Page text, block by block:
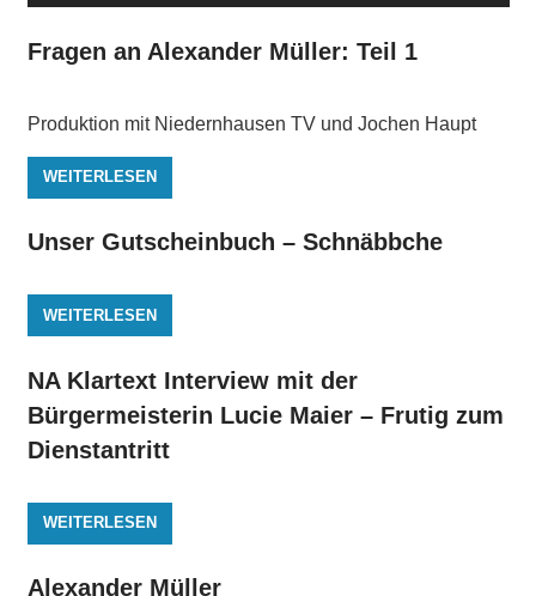
Fragen an Alexander Müller: Teil 1
Produktion mit Niedernhausen TV und Jochen Haupt
WEITERLESEN
Unser Gutscheinbuch – Schnäbbche
WEITERLESEN
NA Klartext Interview mit der
Bürgermeisterin Lucie Maier – Frutig zum
Dienstantritt
WEITERLESEN
Alexander Müller